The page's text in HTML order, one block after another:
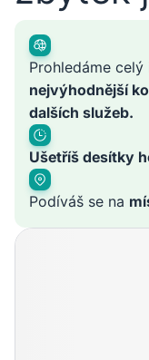
Prohledáme
nejvýhodnější
dalších služeb.
Ušetříš desítky
Podíváš se na